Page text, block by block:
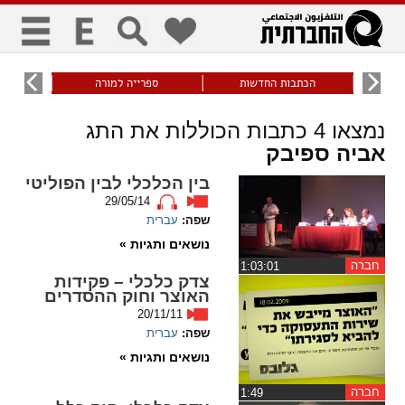
כללי
visibility_off
ביטול הבהובים
keyboard
ניווט מקלדת
title
סימון כותרות
זום
zoom_out
zoom_in
גופנים
remove_circle_outline
Decrease font
הכתבות החדשות ספרייה למורה עוני
נמצאו4 כתבות הכוללות את התג
אביה ספיבק
חברה
בין הכלכלי לבין הפוליטי
29/05/14
שפה: עברית
נושאים ותגיות »
חברה
צדק כלכלי – פקידות
האוצר וחוק ההסדרים
20/11/11
שפה: עברית
נושאים ותגיות »